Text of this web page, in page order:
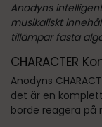
Anodyns
musikaliskt
tillämpar fasta
CHARACTER
Anodyns
det är en
borde reagera på